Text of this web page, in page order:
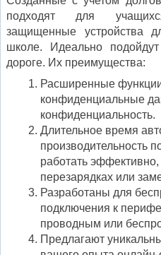
подходят для
защищенные устройства
школе. Идеально
дороге. Их преимущества:
Расширенные
конфиденциальные
конфиденциальность.
Длительное время
производительность
работать
перезарядках или
Разработаны для
подключения к
проводным или
Предлагают